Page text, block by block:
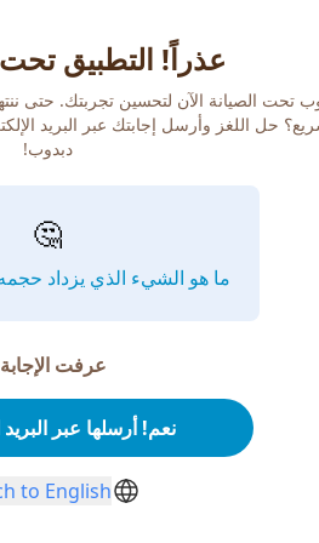
عذراً! التطبيق
تحت الصيانة الآن لتحسين تجربتك. حتى
حل اللغز وأرسل إجابتك عبر البريد
دبدوب!
🤔
ما هو الشيء الذي يزداد
عرفت
نعم! أرسلها عبر البريد
to English